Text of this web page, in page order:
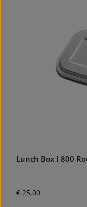
Lunch Box I 800
Normale prijs:
€ 25,00